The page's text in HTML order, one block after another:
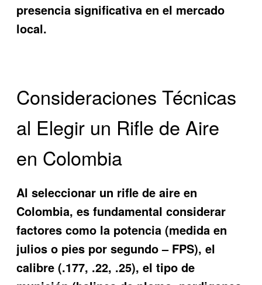
presencia significativa en el mercado
local.
Consideraciones Técnicas
al Elegir un Rifle de Aire
en Colombia
Al seleccionar un rifle de aire en
Colombia, es fundamental considerar
factores como la potencia (medida en
julios o pies por segundo – FPS), el
calibre (.177, .22, .25), el tipo de